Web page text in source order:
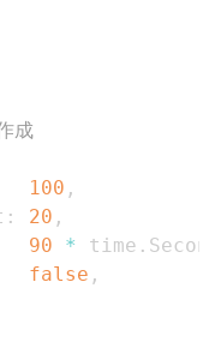
成
100 ,
: 20 ,
90 * time .
false ,